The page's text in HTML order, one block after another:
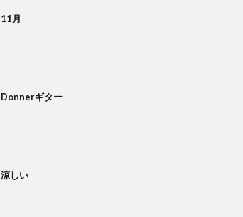
11月
Donnerギター
涼しい